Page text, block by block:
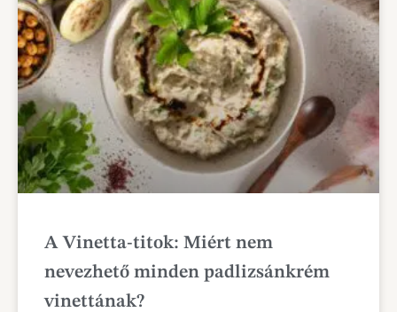
A Vinetta-titok: Miért nem
nevezhető minden padlizsánkrém
vinettának?